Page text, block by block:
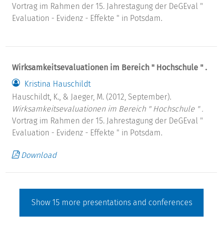
Vortrag im Rahmen der 15. Jahrestagung der DeGEval "
Evaluation - Evidenz - Effekte " in Potsdam.
Wirksamkeitsevaluationen im Bereich " Hochschule " .
Kristina Hauschildt
Hauschildt, K., & Jaeger, M. (2012, September).
Wirksamkeitsevaluationen im Bereich " Hochschule " .
Vortrag im Rahmen der 15. Jahrestagung der DeGEval "
Evaluation - Evidenz - Effekte " in Potsdam.
Download
Show 15 more presentations and conferences